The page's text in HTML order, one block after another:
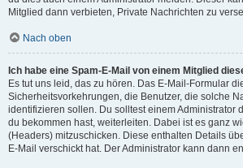
Mitglied dann verbieten, Private Nachrichten zu
Nach oben
Ich habe eine Spam-E-Mail von einem Mitglied
Es tut uns leid, das zu hören. Das E-Mail-Formular
Sicherheitsvorkehrungen, die Benutzer, die solche
identifizieren sollen. Du solltest einem Administrator
du bekommen hast, weiterleiten. Dabei ist es ganz
(Headers) mitzuschicken. Diese enthalten Details
E-Mail verschickt hat. Der Administrator kann dann